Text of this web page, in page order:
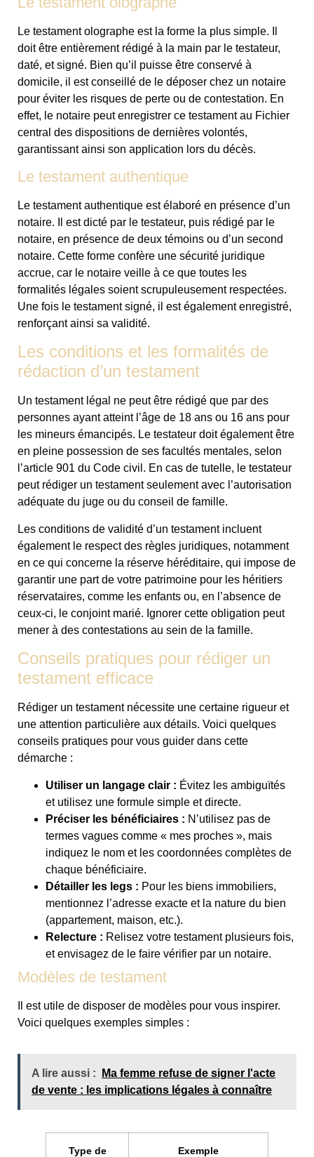
Le testament olographe est la forme la plus simple. Il
doit être entièrement rédigé à la main par le testateur,
daté, et signé. Bien qu’il puisse être conservé à
domicile, il est conseillé de le déposer chez un notaire
pour éviter les risques de perte ou de contestation. En
effet, le notaire peut enregistrer ce testament au Fichier
central des dispositions de dernières volontés,
garantissant ainsi son application lors du décès.
Le testament authentique
Le testament authentique est élaboré en présence d’un
notaire. Il est dicté par le testateur, puis rédigé par le
notaire, en présence de deux témoins ou d’un second
notaire. Cette forme confère une sécurité juridique
accrue, car le notaire veille à ce que toutes les
formalités légales soient scrupuleusement respectées.
Une fois le testament signé, il est également enregistré,
renforçant ainsi sa validité.
Les conditions et les formalités de
rédaction d’un testament
Un testament légal ne peut être rédigé que par des
personnes ayant atteint l’âge de 18 ans ou 16 ans pour
les mineurs émancipés. Le testateur doit également être
en pleine possession de ses facultés mentales, selon
l’article 901 du Code civil. En cas de tutelle, le testateur
peut rédiger un testament seulement avec l’autorisation
adéquate du juge ou du conseil de famille.
Les conditions de validité d’un testament incluent
également le respect des règles juridiques, notamment
en ce qui concerne la réserve héréditaire, qui impose de
garantir une part de votre patrimoine pour les héritiers
réservataires, comme les enfants ou, en l’absence de
ceux-ci, le conjoint marié. Ignorer cette obligation peut
mener à des contestations au sein de la famille.
Conseils pratiques pour rédiger un
testament efficace
Rédiger un testament nécessite une certaine rigueur et
une attention particulière aux détails. Voici quelques
conseils pratiques pour vous guider dans cette
démarche :
Utiliser un langage clair : Évitez les ambiguïtés
et utilisez une formule simple et directe.
Préciser les bénéficiaires : N’utilisez pas de
termes vagues comme « mes proches », mais
indiquez le nom et les coordonnées complètes de
chaque bénéficiaire.
Détailler les legs : Pour les biens immobiliers,
mentionnez l’adresse exacte et la nature du bien
(appartement, maison, etc.).
Relecture : Relisez votre testament plusieurs fois,
et envisagez de le faire vérifier par un notaire.
Modèles de testament
Il est utile de disposer de modèles pour vous inspirer.
Voici quelques exemples simples :
A lire aussi :
Ma femme refuse de signer l'acte
de vente : les implications légales à connaître
Type de
Exemple